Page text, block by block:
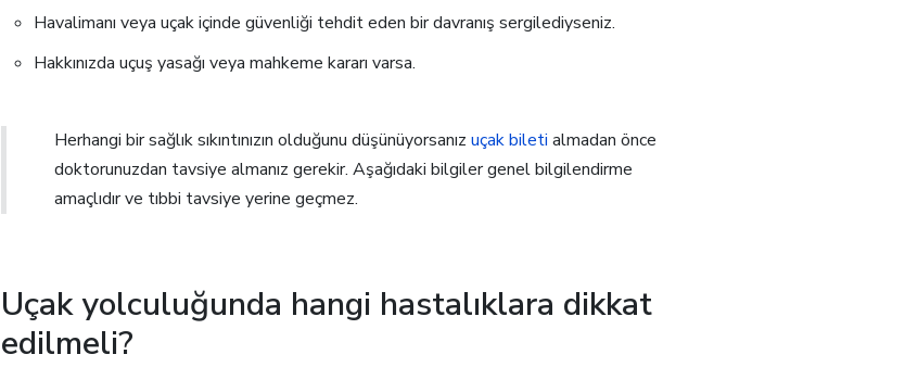
Havalimanı veya uçak içinde güvenliği tehdit eden bir davranış sergilediyseniz.
Hakkınızda uçuş yasağı veya mahkeme kararı varsa.
Herhangi bir sağlık sıkıntınızın olduğunu düşünüyorsanız uçak bileti almadan önce
doktorunuzdan tavsiye almanız gerekir. Aşağıdaki bilgiler genel bilgilendirme
amaçlıdır ve tıbbi tavsiye yerine geçmez.
Uçak yolculuğunda hangi hastalıklara dikkat
edilmeli?